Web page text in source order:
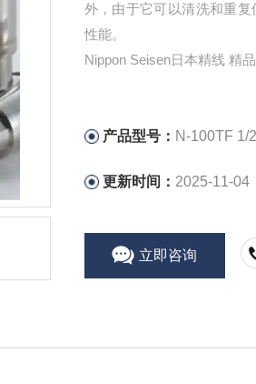
外，由于它可以清洗和重
性能。
Nippon Seisen日本精线 精
产品型号： N-100TF 1/2VCR
更新时间： 2025-11-04
立即咨询